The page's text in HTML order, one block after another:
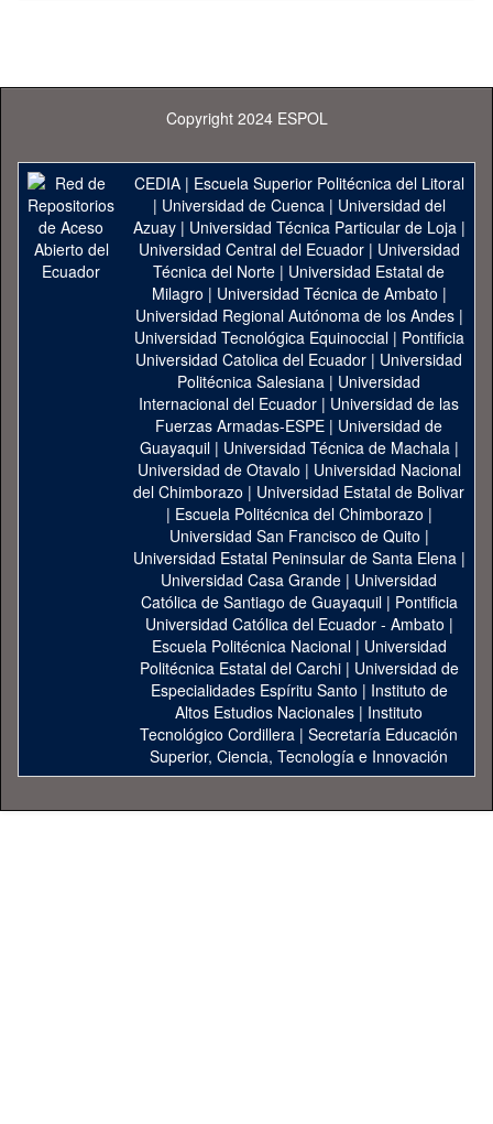
Copyright 2024 ESPOL
CEDIA| Escuela Superior Politécnica del Litoral
| Universidad de Cuenca| Universidad del
Azuay| Universidad Técnica Particular de Loja|
Universidad Central del Ecuador| Universidad
Técnica del Norte | Universidad Estatal de
Milagro | Universidad Técnica de Ambato |
Universidad Regional Autónoma de los Andes|
Universidad Tecnológica Equinoccial| Pontificia
Universidad Catolica del Ecuador | Universidad
Politécnica Salesiana | Universidad
Internacional del Ecuador | Universidad de las
Fuerzas Armadas-ESPE | Universidad de
Guayaquil| Universidad Técnica de Machala|
Universidad de Otavalo | Universidad Nacional
del Chimborazo | Universidad Estatal de Bolivar
| Escuela Politécnica del Chimborazo |
Universidad San Francisco de Quito |
Universidad Estatal Peninsular de Santa Elena|
Universidad Casa Grande | Universidad
Católica de Santiago de Guayaquil| Pontificia
Universidad Católica del Ecuador - Ambato |
Escuela Politécnica Nacional| Universidad
Politécnica Estatal del Carchi| Universidad de
Especialidades Espíritu Santo | Instituto de
Altos Estudios Nacionales | Instituto
Tecnológico Cordillera | Secretaría Educación
Superior, Ciencia, Tecnología e Innovación